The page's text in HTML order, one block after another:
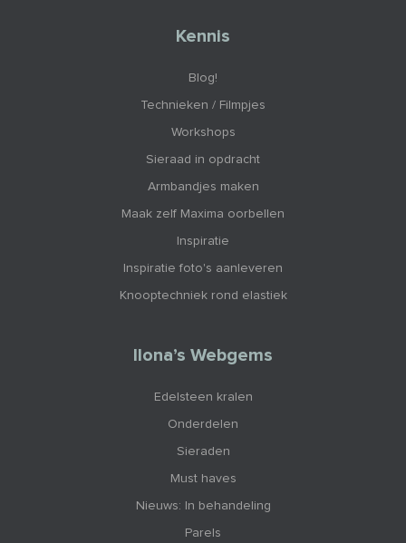
Kennis
Blog!
Technieken / Filmpjes
Workshops
Sieraad in opdracht
Armbandjes maken
Maak zelf Maxima oorbellen
Inspiratie
Inspiratie foto's aanleveren
Knooptechniek rond elastiek
Ilona’s Webgems
Edelsteen kralen
Onderdelen
Sieraden
Must haves
Nieuws: In behandeling
Parels